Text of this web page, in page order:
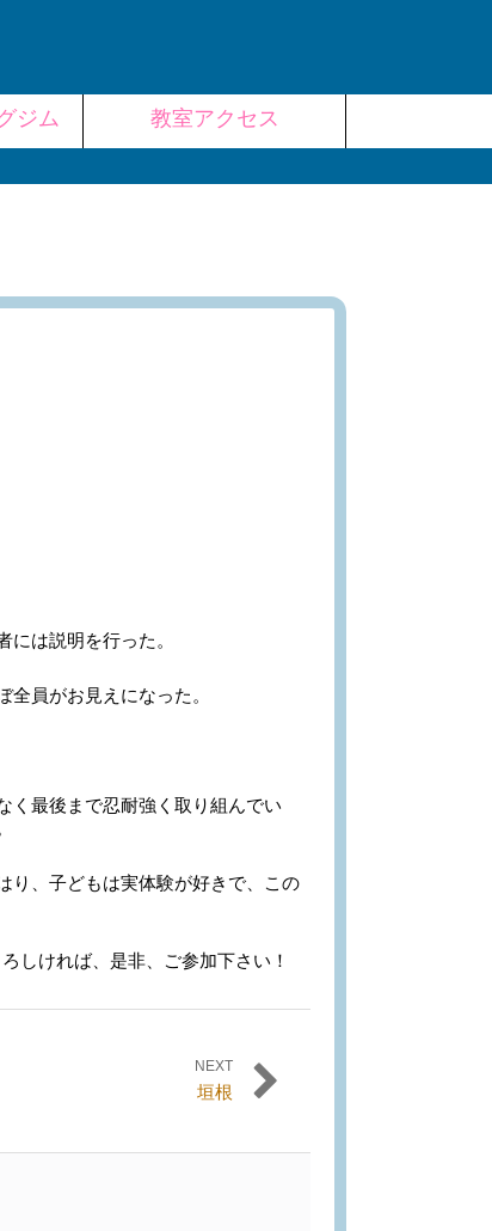
ジム 教室アクセス
は説明を行った。
員がお見えになった。
く最後まで忍耐強く取り組んでい
り、子どもは実体験が好きで、この
しければ、是非、ご参加下さい！
NEXT
垣根